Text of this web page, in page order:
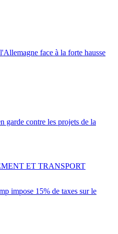
face à la forte hausse
garde contre les projets de la
impose 15% de taxes sur le
ET TRANSPORT